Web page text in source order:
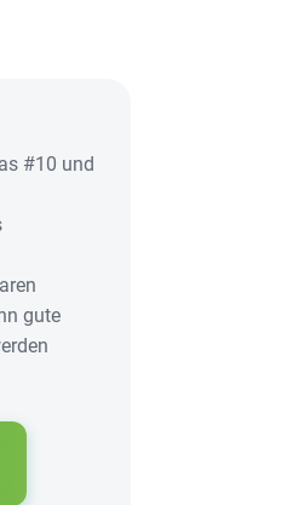
#10 und
gute